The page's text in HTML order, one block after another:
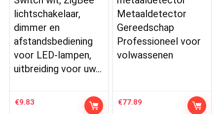
lichtschakelaar,
dimmer en
afstandsbediening
voor LED-lampen,
uitbreiding voor uw…
€9.83
Metaaldetector
Gereedschap
Professioneel voor
volwassenen
€77.89